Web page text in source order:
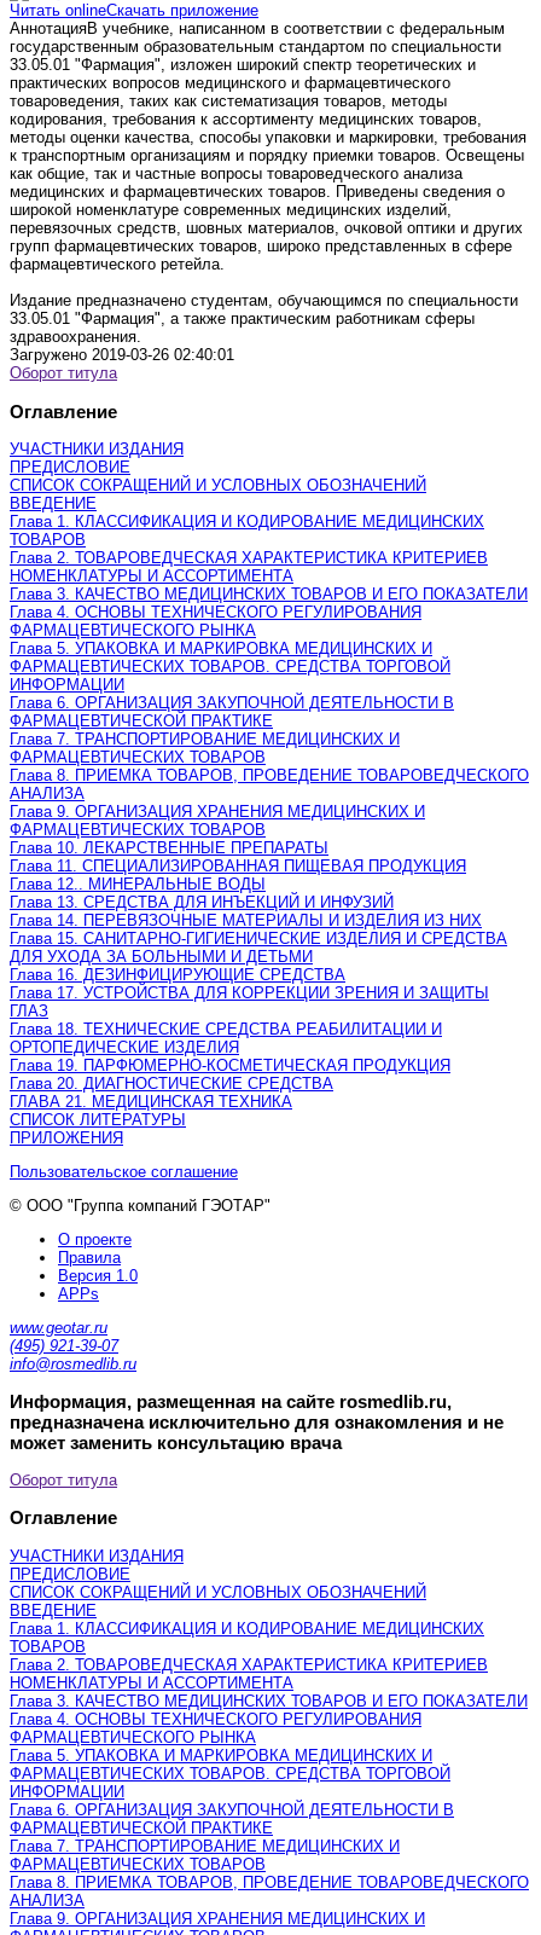
Читать onlineСкачать приложение
АннотацияВ учебнике, написанном в соответствии с федеральным
государственным образовательным стандартом по специальности
33.05.01 "Фармация", изложен широкий спектр теоретических и
практических вопросов медицинского и фармацевтического
товароведения, таких как систематизация товаров, методы
кодирования, требования к ассортименту медицинских товаров,
методы оценки качества, способы упаковки и маркировки, требования
к транспортным организациям и порядку приемки товаров. Освещены
как общие, так и частные вопросы товароведческого анализа
медицинских и фармацевтических товаров. Приведены сведения о
широкой номенклатуре современных медицинских изделий,
перевязочных средств, шовных материалов, очковой оптики и других
групп фармацевтических товаров, широко представленных в сфере
фармацевтического ретейла.
Издание предназначено студентам, обучающимся по специальности
33.05.01 "Фармация", а также практическим работникам сферы
здравоохранения.
Загружено 2019-03-26 02:40:01
Оборот титула
Оглавление
УЧАСТНИКИ ИЗДАНИЯ
ПРЕДИСЛОВИЕ
СПИСОК СОКРАЩЕНИЙ И УСЛОВНЫХ ОБОЗНАЧЕНИЙ
ВВЕДЕНИЕ
Глава 1. КЛАССИФИКАЦИЯ И КОДИРОВАНИЕ МЕДИЦИНСКИХ
ТОВАРОВ
Глава 2. ТОВАРОВЕДЧЕСКАЯ ХАРАКТЕРИСТИКА КРИТЕРИЕВ
НОМЕНКЛАТУРЫ И АССОРТИМЕНТА
Глава 3. КАЧЕСТВО МЕДИЦИНСКИХ ТОВАРОВ И ЕГО ПОКАЗАТЕЛИ
Глава 4. ОСНОВЫ ТЕХНИЧЕСКОГО РЕГУЛИРОВАНИЯ
ФАРМАЦЕВТИЧЕСКОГО РЫНКА
Глава 5. УПАКОВКА И МАРКИРОВКА МЕДИЦИНСКИХ И
ФАРМАЦЕВТИЧЕСКИХ ТОВАРОВ. СРЕДСТВА ТОРГОВОЙ
ИНФОРМАЦИИ
Глава 6. ОРГАНИЗАЦИЯ ЗАКУПОЧНОЙ ДЕЯТЕЛЬНОСТИ В
ФАРМАЦЕВТИЧЕСКОЙ ПРАКТИКЕ
Глава 7. ТРАНСПОРТИРОВАНИЕ МЕДИЦИНСКИХ И
ФАРМАЦЕВТИЧЕСКИХ ТОВАРОВ
Глава 8. ПРИЕМКА ТОВАРОВ, ПРОВЕДЕНИЕ ТОВАРОВЕДЧЕСКОГО
АНАЛИЗА
Глава 9. ОРГАНИЗАЦИЯ ХРАНЕНИЯ МЕДИЦИНСКИХ И
ФАРМАЦЕВТИЧЕСКИХ ТОВАРОВ
Глава 10. ЛЕКАРСТВЕННЫЕ ПРЕПАРАТЫ
Глава 11. СПЕЦИАЛИЗИРОВАННАЯ ПИЩЕВАЯ ПРОДУКЦИЯ
Глава 12.. МИНЕРАЛЬНЫЕ ВОДЫ
Глава 13. СРЕДСТВА ДЛЯ ИНЪЕКЦИЙ И ИНФУЗИЙ
Глава 14. ПЕРЕВЯЗОЧНЫЕ МАТЕРИАЛЫ И ИЗДЕЛИЯ ИЗ НИХ
Глава 15. САНИТАРНО-ГИГИЕНИЧЕСКИЕ ИЗДЕЛИЯ И СРЕДСТВА
ДЛЯ УХОДА ЗА БОЛЬНЫМИ И ДЕТЬМИ
Глава 16. ДЕЗИНФИЦИРУЮЩИЕ СРЕДСТВА
Глава 17. УСТРОЙСТВА ДЛЯ КОРРЕКЦИИ ЗРЕНИЯ И ЗАЩИТЫ
ГЛАЗ
Глава 18. ТЕХНИЧЕСКИЕ СРЕДСТВА РЕАБИЛИТАЦИИ И
ОРТОПЕДИЧЕСКИЕ ИЗДЕЛИЯ
Глава 19. ПАРФЮМЕРНО-КОСМЕТИЧЕСКАЯ ПРОДУКЦИЯ
Глава 20. ДИАГНОСТИЧЕСКИЕ СРЕДСТВА
ГЛАВА 21. МЕДИЦИНСКАЯ ТЕХНИКА
СПИСОК ЛИТЕРАТУРЫ
ПРИЛОЖЕНИЯ
Пользовательское соглашение
© ООО "Группа компаний ГЭОТАР"
О проекте
Правила
Версия 1.0
APPs
www.geotar.ru
(495) 921-39-07
info@rosmedlib.ru
Информация, размещенная на сайте rosmedlib.ru,
предназначена исключительно для ознакомления и не
может заменить консультацию врача
Оборот титула
Оглавление
УЧАСТНИКИ ИЗДАНИЯ
ПРЕДИСЛОВИЕ
СПИСОК СОКРАЩЕНИЙ И УСЛОВНЫХ ОБОЗНАЧЕНИЙ
ВВЕДЕНИЕ
Глава 1. КЛАССИФИКАЦИЯ И КОДИРОВАНИЕ МЕДИЦИНСКИХ
ТОВАРОВ
Глава 2. ТОВАРОВЕДЧЕСКАЯ ХАРАКТЕРИСТИКА КРИТЕРИЕВ
НОМЕНКЛАТУРЫ И АССОРТИМЕНТА
Глава 3. КАЧЕСТВО МЕДИЦИНСКИХ ТОВАРОВ И ЕГО ПОКАЗАТЕЛИ
Глава 4. ОСНОВЫ ТЕХНИЧЕСКОГО РЕГУЛИРОВАНИЯ
ФАРМАЦЕВТИЧЕСКОГО РЫНКА
Глава 5. УПАКОВКА И МАРКИРОВКА МЕДИЦИНСКИХ И
ФАРМАЦЕВТИЧЕСКИХ ТОВАРОВ. СРЕДСТВА ТОРГОВОЙ
ИНФОРМАЦИИ
Глава 6. ОРГАНИЗАЦИЯ ЗАКУПОЧНОЙ ДЕЯТЕЛЬНОСТИ В
ФАРМАЦЕВТИЧЕСКОЙ ПРАКТИКЕ
Глава 7. ТРАНСПОРТИРОВАНИЕ МЕДИЦИНСКИХ И
ФАРМАЦЕВТИЧЕСКИХ ТОВАРОВ
Глава 8. ПРИЕМКА ТОВАРОВ, ПРОВЕДЕНИЕ ТОВАРОВЕДЧЕСКОГО
АНАЛИЗА
Глава 9. ОРГАНИЗАЦИЯ ХРАНЕНИЯ МЕДИЦИНСКИХ И